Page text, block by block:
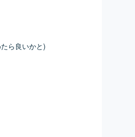
ら良いかと)